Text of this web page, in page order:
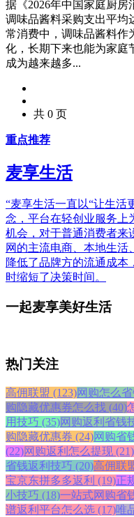
据《2026年中国家庭厨房
调味品酱料采购支出平均
常消费中，调味品酱料作
化，长期下来也能为家庭
成为越来越多...
共 0 页
重点推荐
麦享生活
“麦享生活一直以“让生活
念，平台在轻创业服务上
机会，对于普通消费者来
网的主流电商、本地生活
降低了品牌方的流通成本
时缩短了决策时间。
一起麦享美好生活
热门关注
高佣联盟 (123)网购怎么
购隐藏优惠券怎么找 (40)
用技巧 (35)网购返利省钱
购隐藏优惠券 (24)网购省
(22)网购返利怎么提现 (21)
省钱返利技巧 (20)高佣联
宝京东拼多多返利 (19)正
小技巧 (18)一站式网购省
谱返利平台怎么选 (17)唯